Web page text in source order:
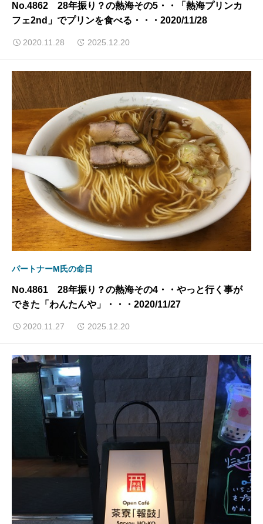
No.4862 28年振り？の熱海その5・・「熱海プリンカ
フェ2nd」でプリンを食べる・・・2020/11/28
2020.11.28 2025.12.20
パートナーM氏の命日
No.4861 28年振り？の熱海その4・・やっと行く事が
できた「わんたんや」・・・2020/11/27
2020.11.27 2025.12.20